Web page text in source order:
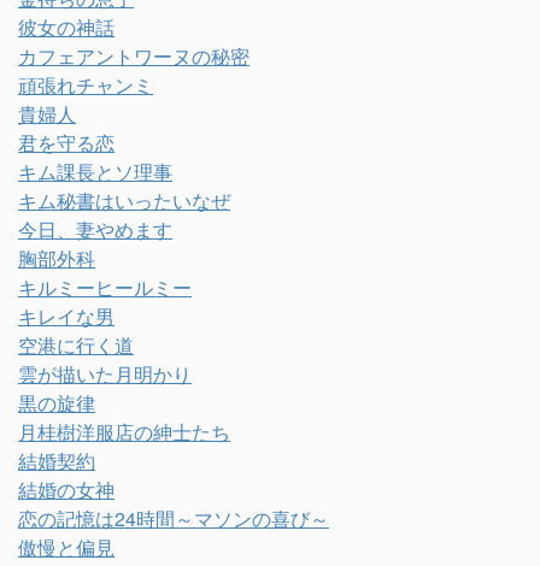
彼女の神話
カフェアントワーヌの秘密
頑張れチャンミ
貴婦人
君を守る恋
キム課長とソ理事
キム秘書はいったいなぜ
今日、妻やめます
胸部外科
キルミーヒールミー
キレイな男
空港に行く道
雲が描いた月明かり
黒の旋律
月桂樹洋服店の紳士たち
結婚契約
結婚の女神
恋の記憶は24時間～マソンの喜び～
傲慢と偏見